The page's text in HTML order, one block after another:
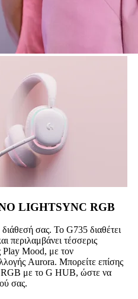
LIGHTSYNC RGB
διάθεσή σας. Το G735 διαθέτει
περιλαμβάνει τέσσερις
Play Mood, με τον
Aurora. Μπορείτε επίσης
RGB με το G HUB, ώστε να
σας.